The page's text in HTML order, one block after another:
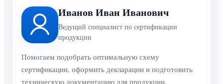
Иванов Иван Иванович
Ведущий специалист по сертификации
продукции
Помогаем подобрать оптимальную схему
сертификации, оформить декларации и подготовить
техническую документацию для продукции.